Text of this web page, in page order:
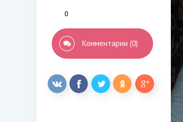
0
Комментарии (0)